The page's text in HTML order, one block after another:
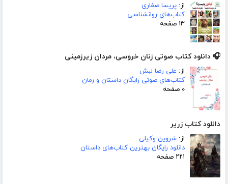
از: پریسا صفاری
کتاب‌های روانشناسی
۱۳ صفحه
🎧 دانلود کتاب صوتی زنان خروسی، مردان زیرزمینی
از: علی رضا لبش
کتاب‌های صوتی رایگان داستان و رمان
۰ صفحه
دانلود کتاب زریر
از: شروین وکیلی
دانلود رایگان بهترین کتاب‌های داستان
۲۲۱ صفحه